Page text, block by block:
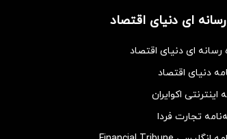
ای دنیای اقتصاد
رسانه ای دنیای اقتصاد
دنیای اقتصاد
اینترنتی اکوایران
تجارت فردا